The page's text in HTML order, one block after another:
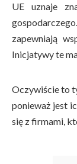
UE uznaje
zapewniają
Inicjatywy te
Oczywiście to
ponieważ jest
się z firmami,